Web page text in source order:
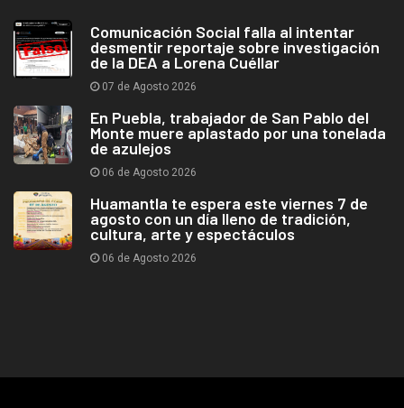
Comunicación Social falla al intentar
desmentir reportaje sobre investigación
de la DEA a Lorena Cuéllar
07 de Agosto 2026
En Puebla, trabajador de San Pablo del
Monte muere aplastado por una tonelada
de azulejos
06 de Agosto 2026
Huamantla te espera este viernes 7 de
agosto con un día lleno de tradición,
cultura, arte y espectáculos
06 de Agosto 2026